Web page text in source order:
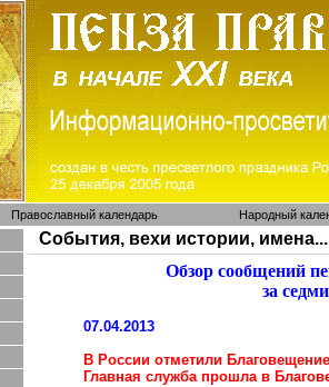
Православный календарь Народный
События, вехи истории, имена...
Обзор сообщений
за
07.04.2013
В России отметили
Главная служба прошла в